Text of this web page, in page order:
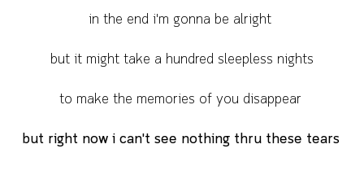
in the end i'm gonna be alright
but it might take a hundred sleepless nights
to make the memories of you disappear
but right now i can't see nothing thru these tears